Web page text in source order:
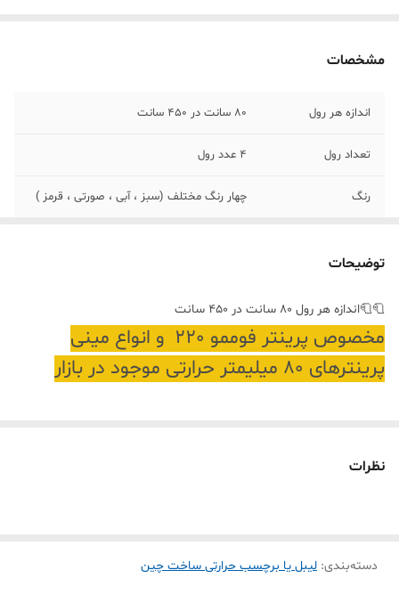
مشخصات
اندازه هر رول 80 سانت در 450 سانت
تعداد رول 4 عدد رول
رنگ چهار رنگ مختلف (سبز ، آبی ، صورتی ، قرمز )
توضیحات
🧻🧻اندازه هر رول 80 سانت در 450 سانت
مخصوص پرینتر فوممو 220 و انواع مینی
پرینترهای 80 میلیمتر حرارتی موجود در بازار
نظرات
دسته‌بندی: لیبل یا برچسب حرارتی ساخت چین